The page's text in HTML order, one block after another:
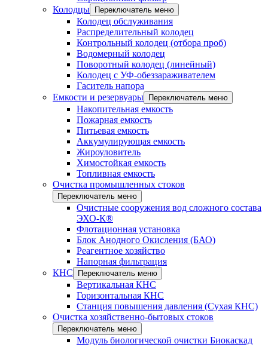
Колодцы
Переключатель меню
Колодец обслуживания
Распределительный колодец
Контрольный колодец (отбора проб)
Водомерный колодец
Поворотный колодец (линейный)
Колодец с УФ-обеззараживателем
Гаситель напора
Емкости и резервуары
Переключатель меню
Накопительная емкость
Пожарная емкость
Питьевая емкость
Аккумулирующая емкость
Жироуловитель
Химостойкая емкость
Топливная емкость
Очистка промышленных стоков
Переключатель меню
Очистные сооружения вод сложного состава
ЭХО-К®
Флотационная установка
Блок Анодного Окисления (БАО)
Реагентное хозяйство
Напорная фильтрация
КНС
Переключатель меню
Вертикальная КНС
Горизонтальная КНС
Станция повышения давления (Сухая КНС)
Очистка хозяйственно-бытовых стоков
Переключатель меню
Модуль биологической очистки Биокаскад